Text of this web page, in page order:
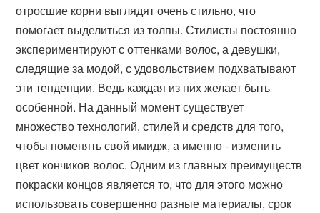
отросшие корни выглядят очень стильно, что
помогает выделиться из толпы. Стилисты постоянно
экспериментируют с оттенками волос, а девушки,
следящие за модой, с удовольствием подхватывают
эти тенденции. Ведь каждая из них желает быть
особенной. На данный момент существует
множество технологий, стилей и средств для того,
чтобы поменять свой имидж, а именно - изменить
цвет кончиков волос. Одним из главных преимуществ
покраски концов является то, что для этого можно
использовать совершенно разные материалы, срок